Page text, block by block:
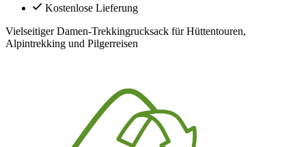
Kostenlose Lieferung
Vielseitiger Damen-Trekkingrucksack für Hüttentouren,
Alpintrekking und Pilgerreisen